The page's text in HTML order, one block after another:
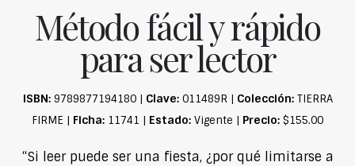
Método fácil y rápido
para ser lector
ISBN:9789877194180 | Clave:011489R | Colección:TIERRA
FIRME | Ficha: 11741 | Estado: Vigente | Precio: $155.00
“Si leer puede ser una fiesta, ¿por qué limitarse a